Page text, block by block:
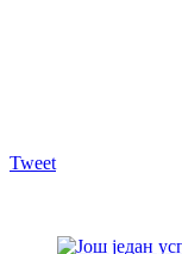
Tweet